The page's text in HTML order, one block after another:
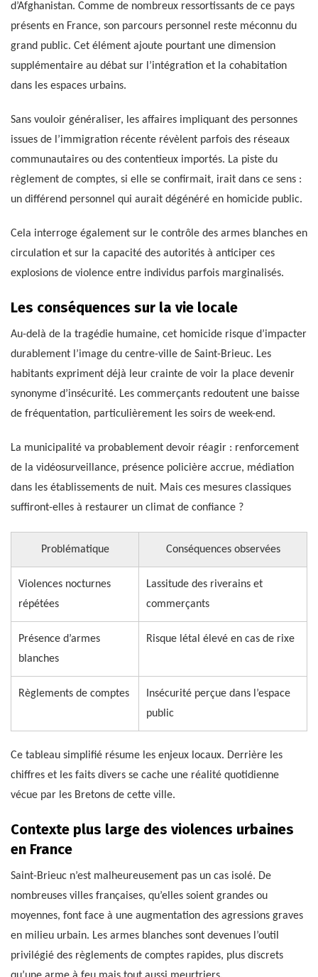
d’Afghanistan. Comme de nombreux ressortissants de ce pays
présents en France, son parcours personnel reste méconnu du
grand public. Cet élément ajoute pourtant une dimension
supplémentaire au débat sur l’intégration et la cohabitation
dans les espaces urbains.
Sans vouloir généraliser, les affaires impliquant des personnes
issues de l’immigration récente révèlent parfois des réseaux
communautaires ou des contentieux importés. La piste du
règlement de comptes, si elle se confirmait, irait dans ce sens :
un différend personnel qui aurait dégénéré en homicide public.
Cela interroge également sur le contrôle des armes blanches en
circulation et sur la capacité des autorités à anticiper ces
explosions de violence entre individus parfois marginalisés.
Les conséquences sur la vie locale
Au-delà de la tragédie humaine, cet homicide risque d’impacter
durablement l’image du centre-ville de Saint-Brieuc. Les
habitants expriment déjà leur crainte de voir la place devenir
synonyme d’insécurité. Les commerçants redoutent une baisse
de fréquentation, particulièrement les soirs de week-end.
La municipalité va probablement devoir réagir : renforcement
de la vidéosurveillance, présence policière accrue, médiation
dans les établissements de nuit. Mais ces mesures classiques
suffiront-elles à restaurer un climat de confiance ?
Problématique Conséquences observées
Violences nocturnes
répétées
Lassitude des riverains et
commerçants
Présence d’armes
blanches
Risque létal élevé en cas de rixe
Règlements de comptes
Insécurité perçue dans l’espace
public
Ce tableau simplifié résume les enjeux locaux. Derrière les
chiffres et les faits divers se cache une réalité quotidienne
vécue par les Bretons de cette ville.
Contexte plus large des violences urbaines
en France
Saint-Brieuc n’est malheureusement pas un cas isolé. De
nombreuses villes françaises, qu’elles soient grandes ou
moyennes, font face à une augmentation des agressions graves
en milieu urbain. Les armes blanches sont devenues l’outil
privilégié des règlements de comptes rapides, plus discrets